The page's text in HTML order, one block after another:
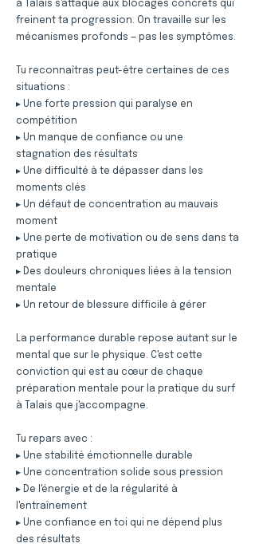
à Talais s'attaque aux blocages concrets qui
freinent ta progression. On travaille sur les
mécanismes profonds — pas les symptômes.
Tu reconnaîtras peut-être certaines de ces
situations :
▸ Une forte pression qui paralyse en
compétition
▸ Un manque de confiance ou une
stagnation des résultats
▸ Une difficulté à te dépasser dans les
moments clés
▸ Un défaut de concentration au mauvais
moment
▸ Une perte de motivation ou de sens dans ta
pratique
▸ Des douleurs chroniques liées à la tension
mentale
▸ Un retour de blessure difficile à gérer
La performance durable repose autant sur le
mental que sur le physique. C'est cette
conviction qui est au cœur de chaque
préparation mentale pour la pratique du surf
à Talais que j'accompagne.
Tu repars avec :
▸ Une stabilité émotionnelle durable
▸ Une concentration solide sous pression
▸ De l'énergie et de la régularité à
l'entraînement
▸ Une confiance en toi qui ne dépend plus
des résultats